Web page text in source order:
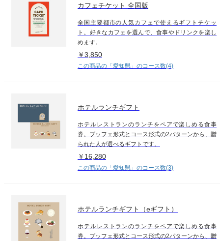
カフェチケット 全国版
全国主要都市の人気カフェで使えるギフトチケッ
ト。好きなカフェを選んで、食事やドリンクを楽し
めます。
￥3,850
この商品の「愛知県」のコース数(4)
ホテルランチギフト
ホテルレストランのランチをペアで楽しめる食事
券。ブッフェ形式とコース形式の2パターンから、贈
られた人が選べるギフトです。
￥16,280
この商品の「愛知県」のコース数(3)
ホテルランチギフト（eギフト）
ホテルレストランのランチをペアで楽しめる食事
券。ブッフェ形式とコース形式の2パターンから、贈